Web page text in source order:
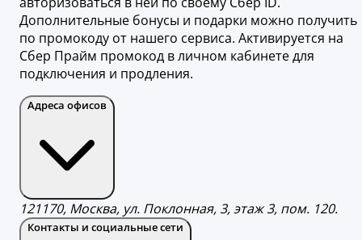
Дополнительные бонусы и подарки можно получить
по промокоду от нашего сервиса. Активируется на
Сбер Прайм промокод в личном кабинете для
подключения и продления.
Адреса офисов
121170, Москва, ул. Поклонная, 3, этаж 3, пом. 120.
Контакты и социальные сети